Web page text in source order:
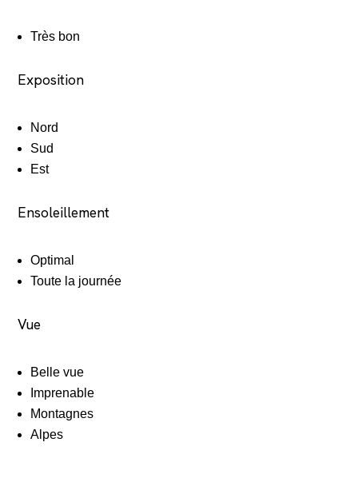
Très bon
Exposition
Nord
Sud
Est
Ensoleillement
Optimal
Toute la journée
Vue
Belle vue
Imprenable
Montagnes
Alpes